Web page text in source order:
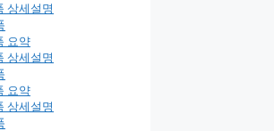
상세설명
요약
상세설명
요약
상세설명